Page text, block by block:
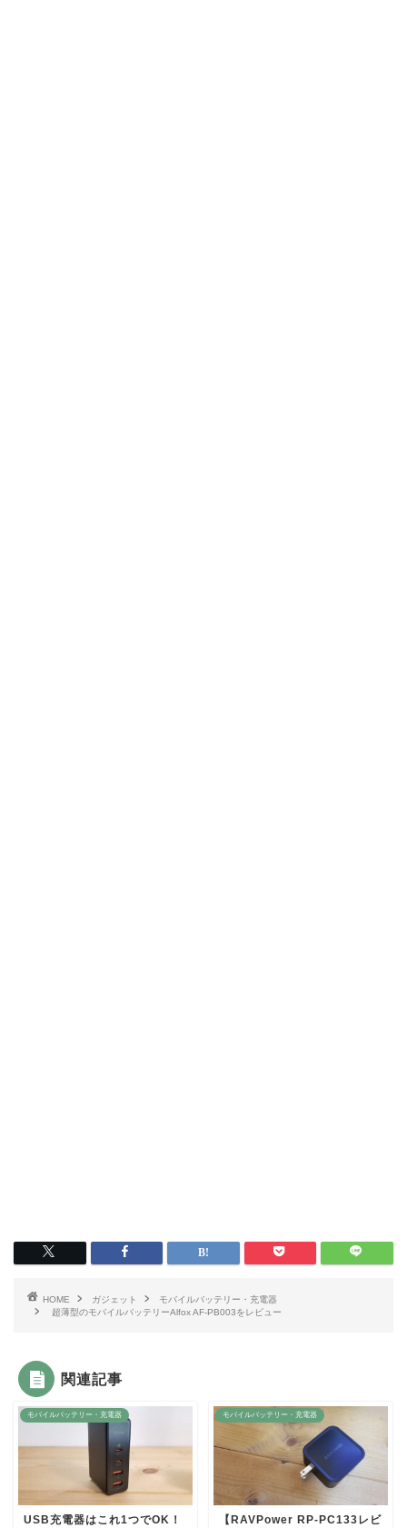
HOME ガジェット
モバイルバッテリー・充電器
超薄型のモバイルバッテリーAlfox AF-PB003をレビュー
関連記事
モバイルバッテリー・充電器
USB充電器はこれ1つでOK！
モバイルバッテリー・充電器
【RAVPower RP-PC133レビ